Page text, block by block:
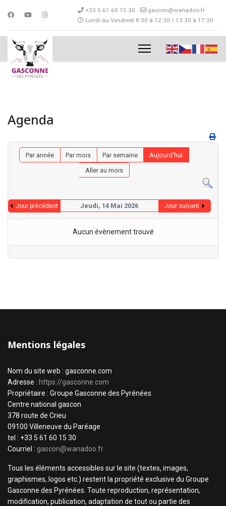
+33 5 61 60 15 30
gascon@wanadoo.fr
Lundi au Vendredi 8:30 à 12:30 / 13:30 à 17:30
Agenda
Par année Par mois Par semaine
Aujourd'hui
Aller au mois
Jour précédent Jeudi, 14 Mai 2026 Jour suivant
Aucun évènement trouvé
Mentions légales
Nom du site web : gasconne.com
Adresse : https://gasconne.com
Propriétaire : Groupe Gasconne des Pyrénées
Centre national gascon
378 route de Crieu
09100 Villeneuve du Paréage
tel : +33 5 61 60 15 30
Courriel : gascon@wanadoo.fr
Tous les éléments accessibles sur le site (textes, images,
graphismes, logos etc.) restent la propriété exclusive du Groupe
Gasconne des Pyrénées. Toute reproduction, représentation,
modification, publication, adaptation de tout ou partie des